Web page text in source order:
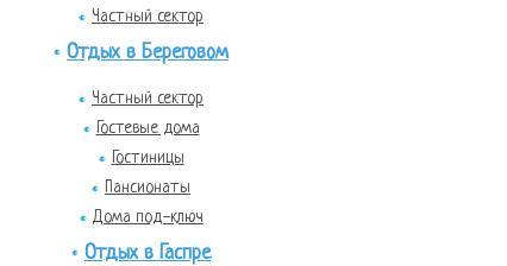
Частный сектор
Отдых в Береговом
Частный сектор
Гостевые дома
Гостиницы
Пансионаты
Дома под-ключ
Отдых в Гаспре